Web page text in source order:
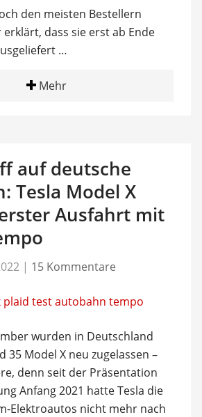
den meisten Bestellern
dass sie erst ab Ende
…
Mehr
auf deutsche
Tesla Model X
Ausfahrt mit
| 15 Kommentare
wurden in Deutschland
35 Model X neu zugelassen –
denn seit der Präsentation
Anfang 2021 hatte Tesla die
Elektroautos nicht mehr nach